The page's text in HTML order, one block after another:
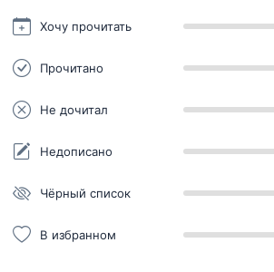
Хочу прочитать
Прочитано
Не дочитал
Недописано
Чёрный список
В избранном